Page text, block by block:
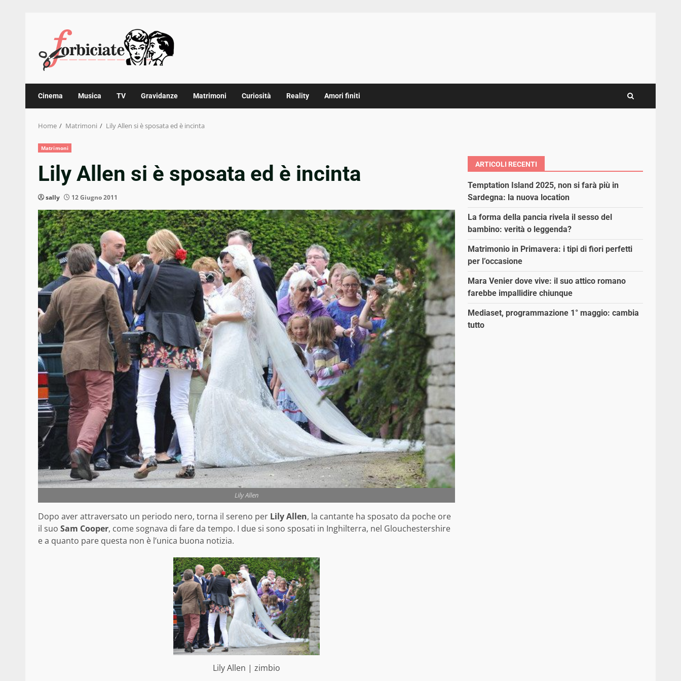
content
Cinema Musica TV Gravidanze Matrimoni Curiosità Reality Amori finiti
Home Matrimoni Lily Allen si è sposata ed è incinta
Matrimoni
Lily Allen si è sposata ed è incinta
sally 12 Giugno 2011
Lily Allen
Dopo aver attraversato un periodo nero, torna il sereno per Lily Allen, la cantante ha sposato da poche ore
il suo Sam Cooper, come sognava di fare da tempo. I due si sono sposati in Inghilterra, nel Glouchestershire
e a quanto pare questa non è l’unica buona notizia.
Lily Allen | zimbio
ARTICOLI RECENTI
Temptation Island 2025, non si farà più in
Sardegna: la nuova location
La forma della pancia rivela il sesso del
bambino: verità o leggenda?
Matrimonio in Primavera: i tipi di fiori perfetti
per l’occasione
Mara Venier dove vive: il suo attico romano
farebbe impallidire chiunque
Mediaset, programmazione 1° maggio: cambia
tutto